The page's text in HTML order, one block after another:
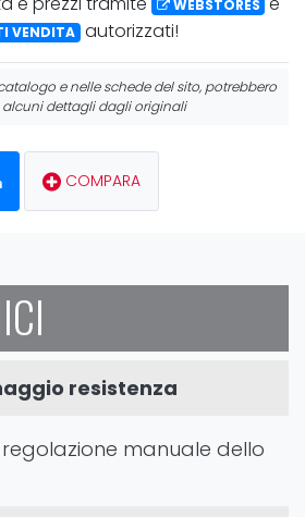
WEBSTORES
VENDITA autorizzati!
e nelle schede del sito, potrebbero
alcuni dettagli dagli originali
COMPARA
resistenza
manuale dello